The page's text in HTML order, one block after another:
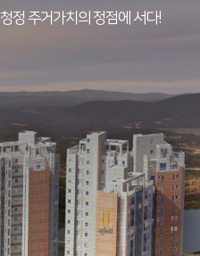
신천동 70-1 일원
역주택조합
정 주거가치의 정점에 서다!